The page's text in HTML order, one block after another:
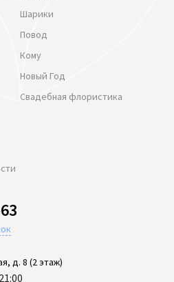
Шарики
Повод
Кому
Новый Год
Свадебная флористика
д. 8 (2 этаж)